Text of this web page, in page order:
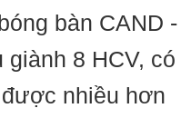
bàn CAND -
giành 8 HCV, có
nhiều hơn